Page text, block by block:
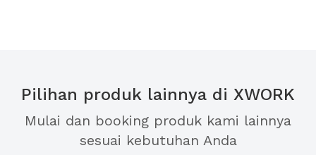
Pilihan produk lainnya di XWORK
Mulai dan booking produk kami lainnya
sesuai kebutuhan Anda